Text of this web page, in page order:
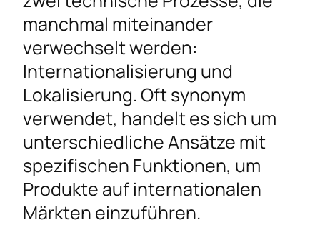
manchmal miteinander
verwechselt werden:
Internationalisierung und
Lokalisierung. Oft synonym
verwendet, handelt es sich um
unterschiedliche Ansätze mit
spezifischen Funktionen, um
Produkte auf internationalen
Märkten einzuführen.